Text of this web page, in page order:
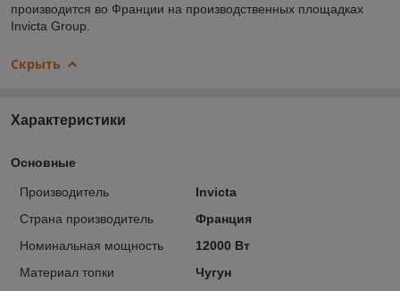
производится во Франции на производственных площадках
Invicta Group.
Скрыть
Характеристики
Основные
Производитель
Invicta
Страна производитель
Франция
Номинальная мощность
12000 Вт
Материал топки
Чугун